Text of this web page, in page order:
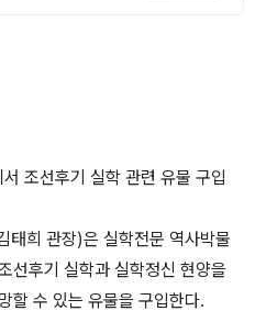
조선후기 실학 관련 유물 구입
희 관장)은 실학전문 역사박물
선후기 실학과 실학정신 현양을
할 수 있는 유물을 구입한다.